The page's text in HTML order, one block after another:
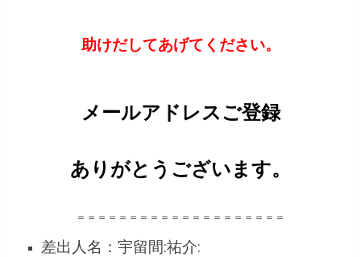
助けだしてあげてください。
メールアドレスご登録
ありがとうございます。
＝＝＝＝＝＝＝＝＝＝＝＝＝＝＝＝＝＝＝＝
差出人名：宇留間:祐介: